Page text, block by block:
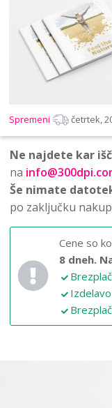
Spremeni četrtek,
Ne najdete kar
na
Še nimate
po zaključku
Cene so
8 dneh.